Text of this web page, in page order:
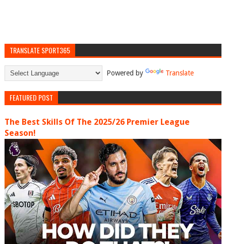
TRANSLATE SPORT365
Powered by Translate
FEATURED POST
The Best Skills Of The 2025/26 Premier League
Season!